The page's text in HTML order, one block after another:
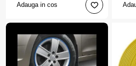
Adauga in cos